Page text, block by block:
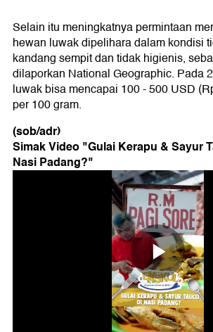
Selain itu meningkatnya permintaan
hewan luwak dipelihara dalam kondisi
kandang sempit dan tidak higienis,
dilaporkan National Geographic. Pada
luwak bisa mencapai 100 - 500 USD
per 100 gram.
(sob/adr)
Simak Video "Gulai Kerapu & Sayur
Nasi Padang?"